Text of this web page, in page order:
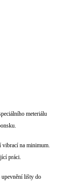
meteriálu
vibrací na minimum.
práci.
lišty do